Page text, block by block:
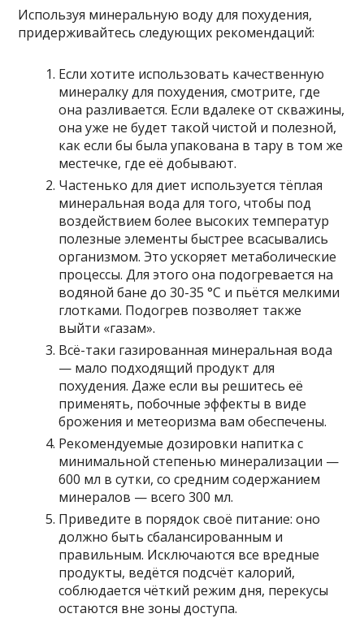
Используя минеральную воду для похудения,
придерживайтесь следующих рекомендаций:
Если хотите использовать качественную
минералку для похудения, смотрите, где
она разливается. Если вдалеке от скважины,
она уже не будет такой чистой и полезной,
как если бы была упакована в тару в том же
местечке, где её добывают.
Частенько для диет используется тёплая
минеральная вода для того, чтобы под
воздействием более высоких температур
полезные элементы быстрее всасывались
организмом. Это ускоряет метаболические
процессы. Для этого она подогревается на
водяной бане до 30-35 °С и пьётся мелкими
глотками. Подогрев позволяет также
выйти «газам».
Всё-таки газированная минеральная вода
— мало подходящий продукт для
похудения. Даже если вы решитесь её
применять, побочные эффекты в виде
брожения и метеоризма вам обеспечены.
Рекомендуемые дозировки напитка с
минимальной степенью минерализации —
600 мл в сутки, со средним содержанием
минералов — всего 300 мл.
Приведите в порядок своё питание: оно
должно быть сбалансированным и
правильным. Исключаются все вредные
продукты, ведётся подсчёт калорий,
соблюдается чёткий режим дня, перекусы
остаются вне зоны доступа.